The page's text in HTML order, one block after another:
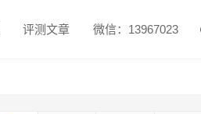
评测文章 微信：13967023